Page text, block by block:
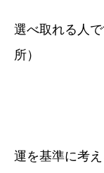
選べ取れる人
所）
運を基準に考